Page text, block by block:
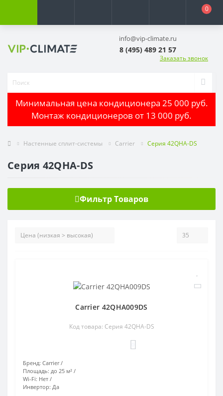
0
info@vip-climate.ru
8 (495) 489 21 57
Заказать звонок
Минимальная цена кондиционера 25 000 руб.
Монтаж кондиционеров от 13 000 руб.
Настенные сплит-системы Carrier Серия 42QHA-DS
Серия 42QHA-DS
Фильтр Товаров
Carrier 42QHA009DS
Код товара: Серия 42QHA-DS
Бренд: Carrier
Площадь: до 25 м²
Wi-Fi: Нет
Инвертор: Да